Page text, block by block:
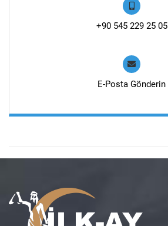
+90 545 229 25 05
E-Posta Gönderin